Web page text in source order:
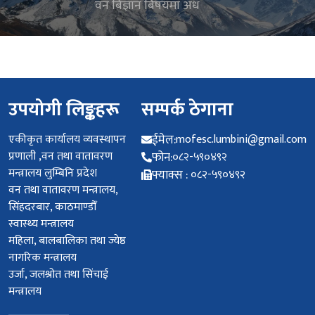
वन बिज्ञान बिषयमा अध
उपयोगी लिङ्कहरू
एकीकृत कार्यालय व्यवस्थापन
प्रणाली ,वन तथा वातावरण
मन्त्रालय लुम्बिनि प्रदेश
वन तथा वातावरण मन्त्रालय,
सिंहदरबार, काठमाण्डौँ
स्वास्थ्य मन्त्रालय
महिला, बालबालिका तथा ज्येष्ठ
नागरिक मन्त्रालय
उर्जा, जलश्रोत तथा सिंचाई
मन्त्रालय
सम्पर्क ठेगाना
ईमेल:mofesc.lumbini@gmail.com
फोन:०८२-५९०४९२
फ्याक्स :०८२-५९०४९२